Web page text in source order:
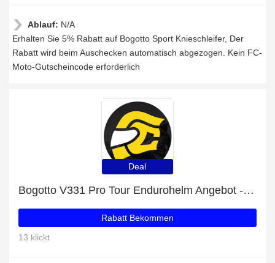
Ablauf: N/A
Erhalten Sie 5% Rabatt auf Bogotto Sport Knieschleifer, Der
Rabatt wird beim Auschecken automatisch abgezogen. Kein FC-
Moto-Gutscheincode erforderlich
Deal
Bogotto V331 Pro Tour Endurohelm Angebot - bis zu 8% Rabatt
Rabatt Bekommen
13 klickt